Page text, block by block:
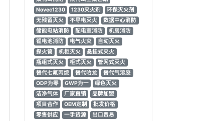
Novec1230
1230灭火剂
环保灭火剂
无残留灭火
不导电灭火
数据中心消防
储能电站消防
配电室消防
机房消防
锂电池消防
电气火灾
自动灭火
探火管
机柜灭火
悬挂式灭火
瓶组式灭火
柜式灭火
管网式灭火
替代七氟丙烷
替代哈龙
替代气溶胶
ODP为零
GWP为一
绿色灭火
洁净气体
厂家直销
品牌加盟
项目合作
OEM定制
批发价格
零售供应
一手货源
出口贸易